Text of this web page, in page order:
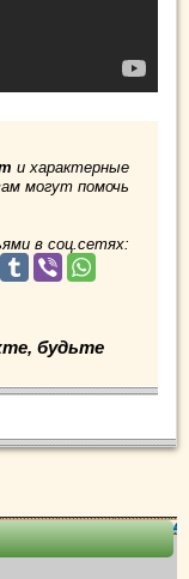
и характерные
могут помочь
в соц.сетях:
будьте